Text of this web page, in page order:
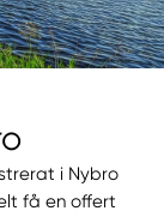
i Nybro
få en offert